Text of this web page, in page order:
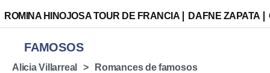
ROMINA HINOJOSA TOUR DE FRANCIA DAFNE ZAPATA
FAMOSOS
Alicia Villarreal Romances de famosos